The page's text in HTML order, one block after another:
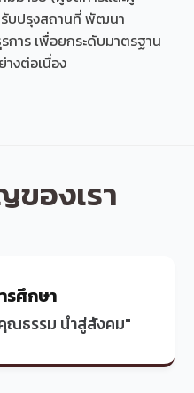
รับปรุงสถานที่ พัฒนา
การ เพื่อยกระดับมาตรฐาน
างต่อเนื่อง
ของเรา
รศึกษา
ณธรรม นำสู่สังคม"